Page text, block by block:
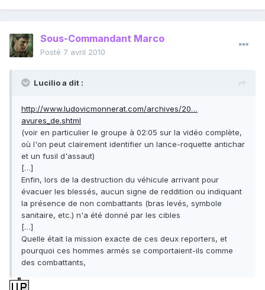
Sous-Commandant Marco
Posté 7 avril 2010
Lucilio a dit :
http://www.ludovicmonnerat.com/archives/20…
avures_de.shtml
(voir en particulier le groupe à 02:05 sur la vidéo complète,
où l'on peut clairement identifier un lance-roquette antichar
et un fusil d'assaut)
[…]
Enfin, lors de la destruction du véhicule arrivant pour
évacuer les blessés, aucun signe de reddition ou indiquant
la présence de non combattants (bras levés, symbole
sanitaire, etc.) n'a été donné par les cibles
[…]
Quelle était la mission exacte de ces deux reporters, et
pourquoi ces hommes armés se comportaient-ils comme
des combattants,